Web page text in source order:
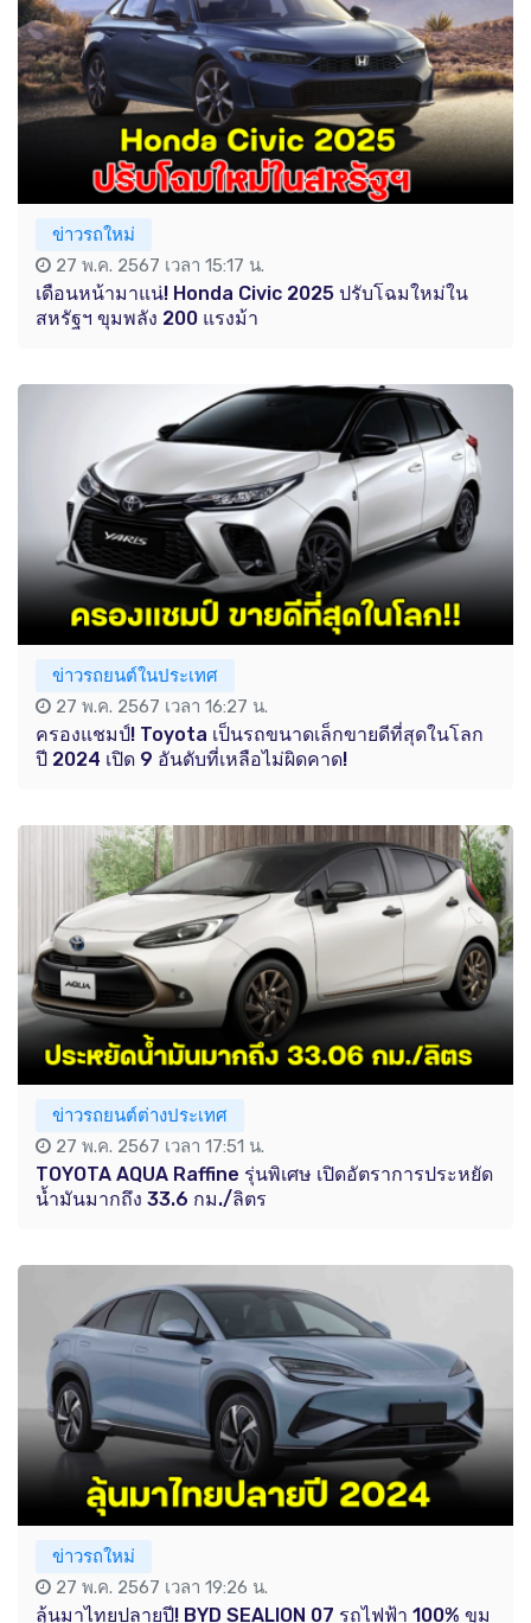
ข่าวรถใหม่
27 พ.ค. 2567 เวลา 15:17 น.
เดือนหน้ามาแน่! Honda Civic 2025 ปรับโฉมใหม่ใน
สหรัฐฯ ขุมพลัง 200 แรงม้า
ข่าวรถยนต์ในประเทศ
27 พ.ค. 2567 เวลา 16:27 น.
ครองแชมป์! Toyota เป็นรถขนาดเล็กขายดีที่สุดในโลก
ปี 2024 เปิด 9 อันดับที่เหลือไม่ผิดคาด!
ข่าวรถยนต์ต่างประเทศ
27 พ.ค. 2567 เวลา 17:51 น.
TOYOTA AQUA Raffine รุ่นพิเศษ เปิดอัตราการประหยัด
น้ำมันมากถึง 33.6 กม./ลิตร
ข่าวรถใหม่
27 พ.ค. 2567 เวลา 19:26 น.
ลุ้นมาไทยปลายปี! BYD SEALION 07 รถไฟฟ้า 100% ขุม